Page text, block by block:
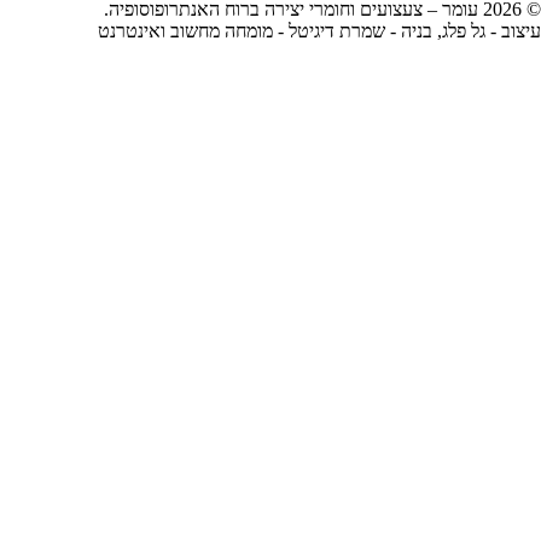
© 2026 עומר – צעצועים וחומרי יצירה ברוח האנתרופוסופיה.
עיצוב - גל פלג, בניה - שמרת דיגיטל - מומחה מחשוב ואינטרנט